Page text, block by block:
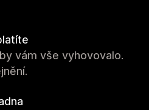
vám vše vyhovovalo.